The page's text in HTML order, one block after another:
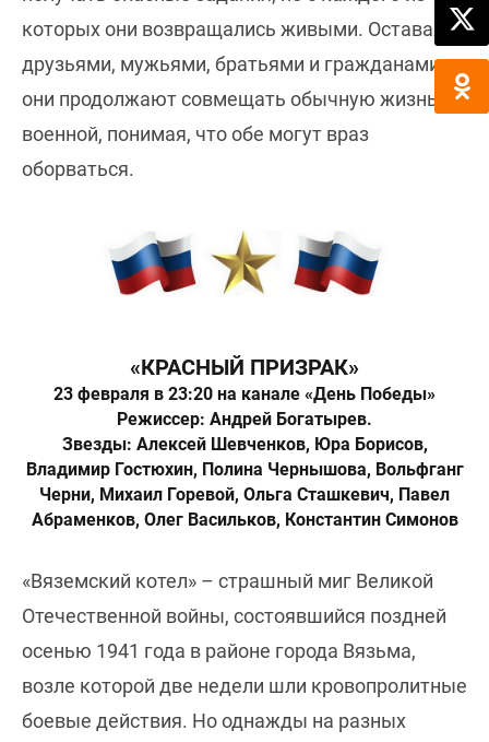
которых они возвращались живыми. Оставаясь
друзьями, мужьями, братьями и гражданами,
они продолжают совмещать обычную жизнь с
военной, понимая, что обе могут враз
оборваться.
«КРАСНЫЙ ПРИЗРАК»
23 февраля в 23:20 на канале «День Победы»
Режиссер: Андрей Богатырев.
Звезды: Алексей Шевченков, Юра Борисов,
Владимир Гостюхин, Полина Чернышова, Вольфганг
Черни, Михаил Горевой, Ольга Сташкевич, Павел
Абраменков, Олег Васильков, Константин Симонов
«Вяземский котел» – страшный миг Великой
Отечественной войны, состоявшийся поздней
осенью 1941 года в районе города Вязьма,
возле которой две недели шли кровопролитные
боевые действия. Но однажды на разных